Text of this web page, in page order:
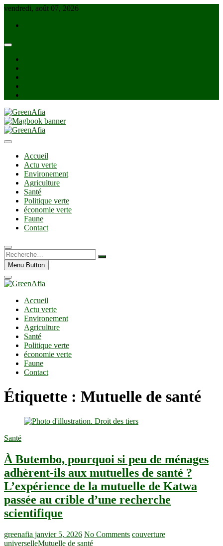
Skip
content
vendredi, août 07, 2026
GreenAfia
Accueil
Actu verte
Environement
Agriculture
Santé
Politique verte
économie verte
Faune
Contact
Recherche…
Menu Button
Accueil
Actu verte
Environement
Agriculture
Santé
Politique verte
économie verte
Faune
Contact
Étiquette : Mutuelle de santé
Santé
À Butembo, pourquoi si peu de ménages
adhèrent-ils aux mutuelles de santé ?
L’expérience de la mutuelle de Katwa
passée au crible d’une recherche
scientifique
greenafia janvier 5, 2026 No Comments couverture
universelleMutuelle de santé